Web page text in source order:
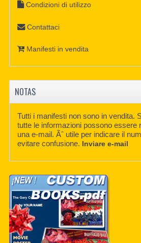
Condizioni di utilizzo
Contattaci
Manifesti in vendita
NOTAS
Tutti i manifesti non sono in vendita.
tutte le informazioni possono essere
una e-mail. Ãˆ utile per indicare il
evitare confusione. Inviare e-mail